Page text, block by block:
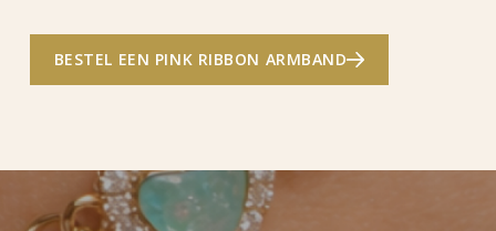
BESTEL EEN PINK RIBBON ARMBAND